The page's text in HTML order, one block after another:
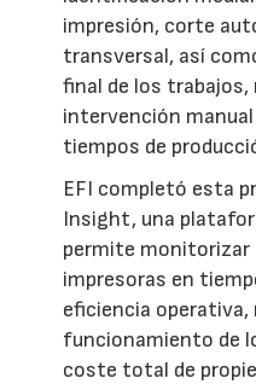
impresión, corte
transversal, así
final de los trabajos,
intervención
tiempos de
EFI completó esta
Insight, una
permite monitorizar
impresoras en
eficiencia
funcionamiento de
coste total de